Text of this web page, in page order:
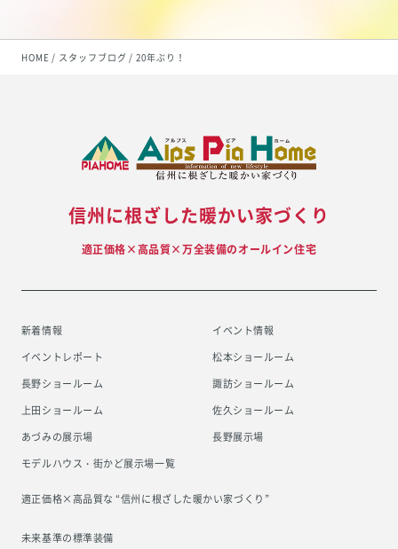
HOME スタッフブログ 20年ぶり！
信州に根ざした暖かい家づくり
適正価格×高品質×万全装備のオールイン住宅
新着情報
イベント情報
イベントレポート
松本ショールーム
長野ショールーム
諏訪ショールーム
上田ショールーム
佐久ショールーム
あづみの展示場
長野展示場
モデルハウス・街かど展示場一覧
適正価格×高品質な “信州に根ざした暖かい家づくり”
未来基準の標準装備